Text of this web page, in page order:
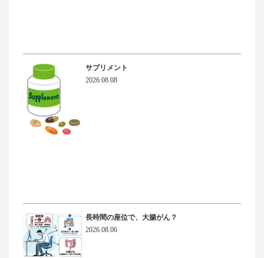
サプリメント
2026.08.08
長時間の座位で、大腸がん？
2026.08.06